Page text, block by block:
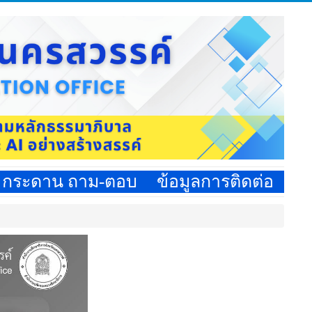
กระดาน ถาม-ตอบ ข้อมูลการติดต่อ